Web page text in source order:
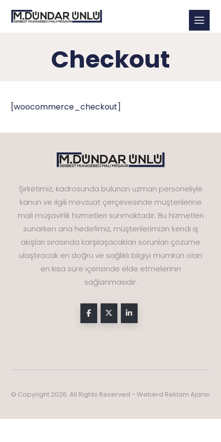
Checkout
[woocommerce_checkout]
Şirketimiz, kadrosunda bulunan uzman personeliyle
kanun ve ilgili mevzuat çerçevesinde müşterilerine
mali müşavirlik hizmetleri sunmaktadır. Bu hizmetleri
sunarken ana hedefimiz, müşterilerimizin kendi iş
akışları sırasında karşılaşacakları sorunları çözüme
ulaştıracak en doğru ve sağlıklı bilgiyi mümkün olan
en kısa süre içerisinde elde etmelerinin
sağlanmasıdır.
© Copyright 2026. All Rights Reserved - Weberd Reklam Ajansı